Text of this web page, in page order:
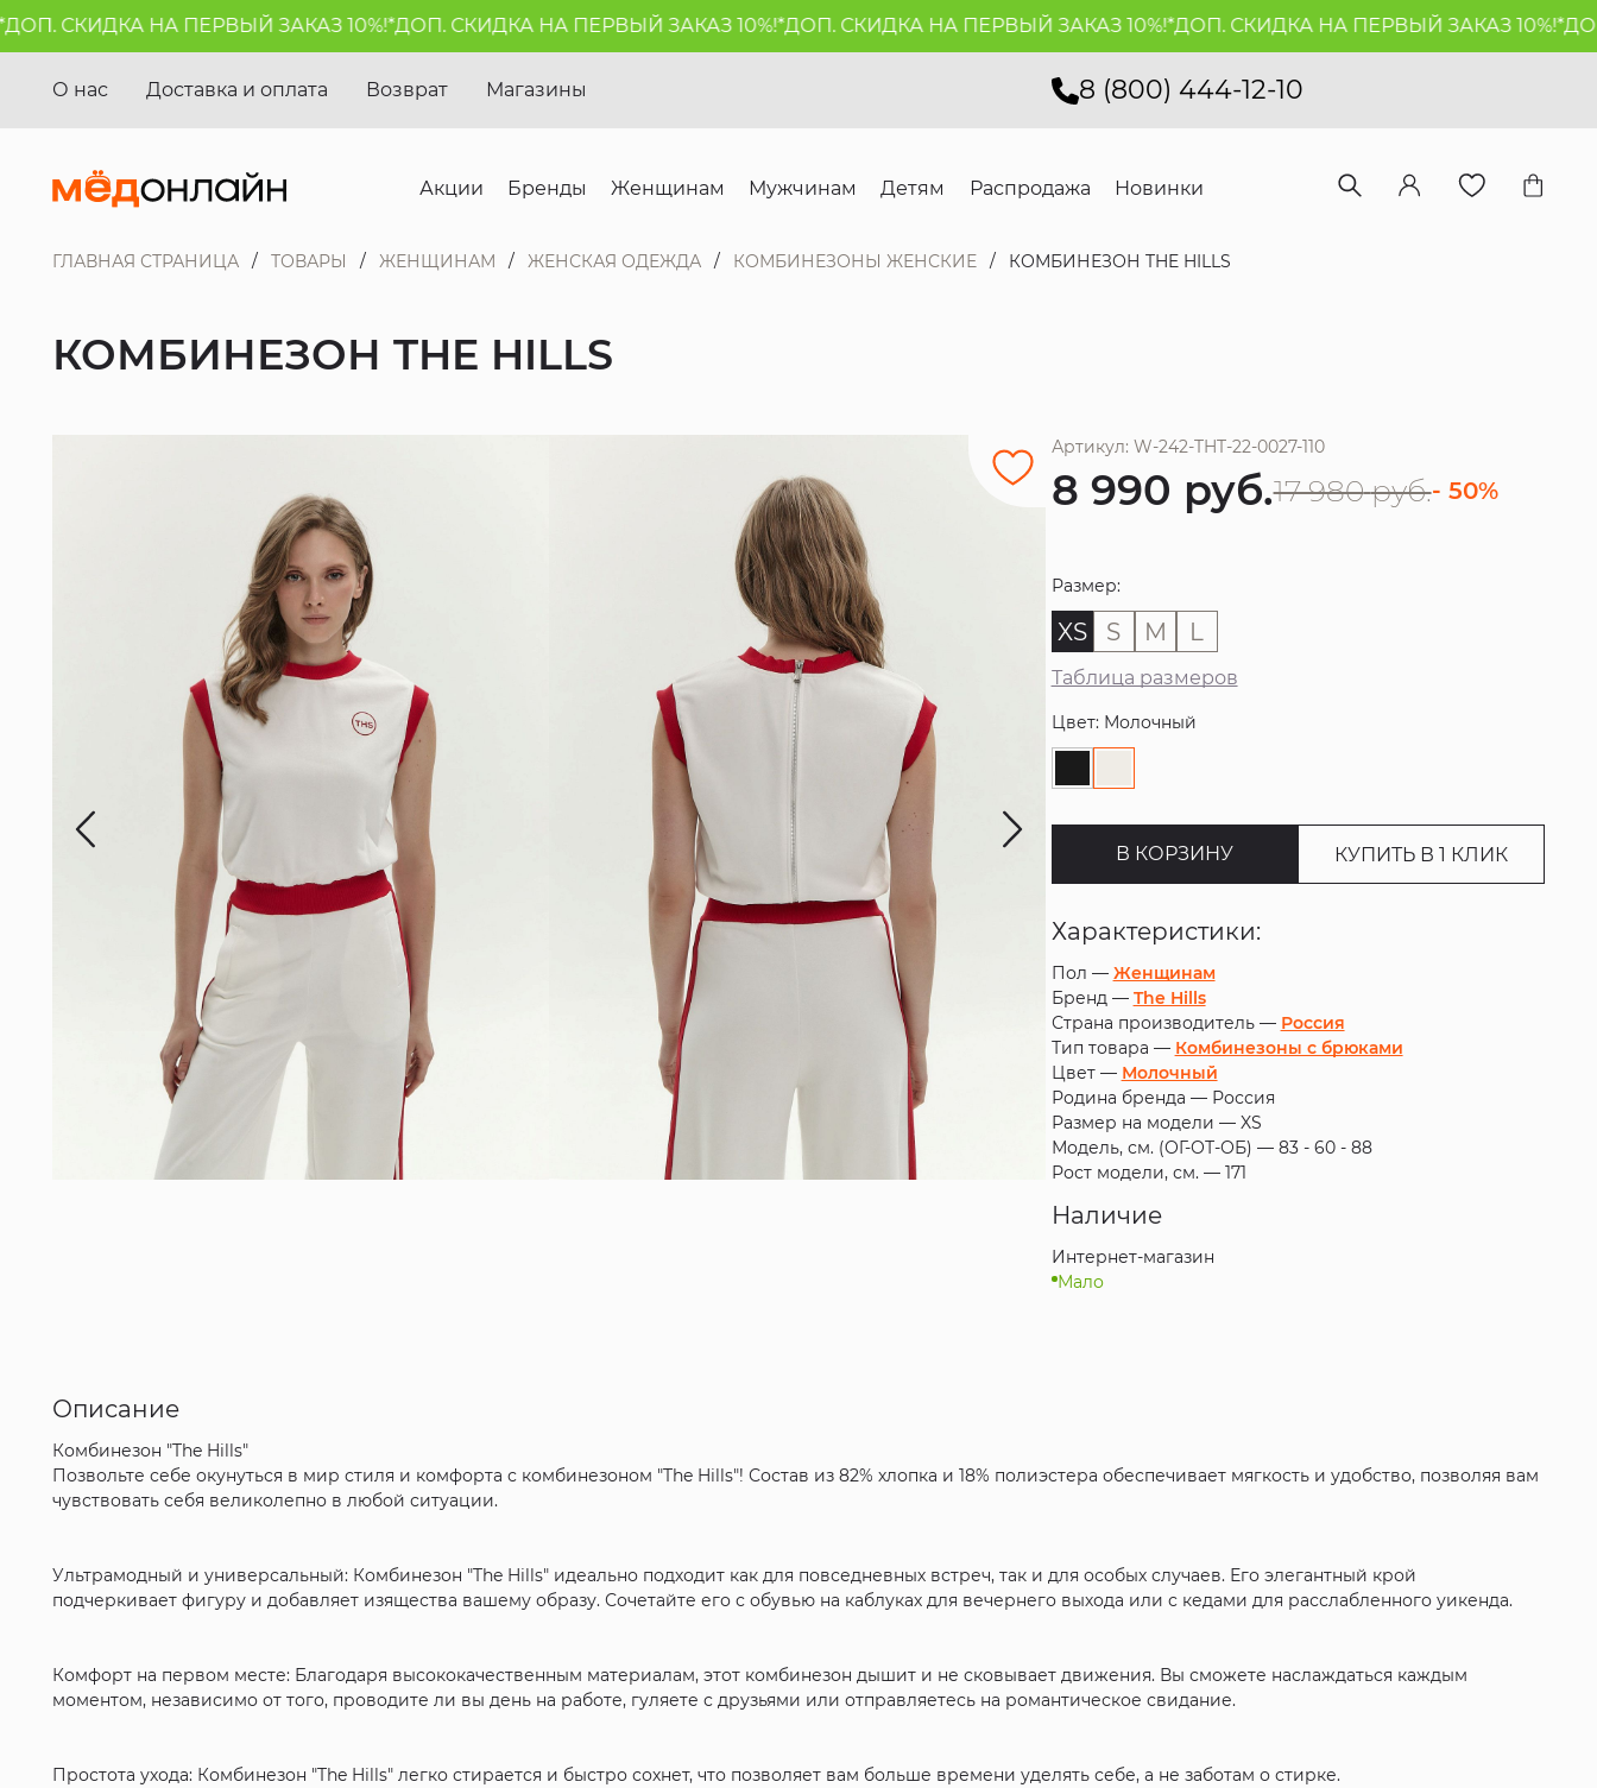
СКИДКА НА ПЕРВЫЙ ЗАКАЗ 10%!*ДОП. СКИДКА НА ПЕРВЫЙ ЗАКАЗ 10%!*ДОП. СКИДКА НА ПЕРВЫЙ ЗАКАЗ 10%!*ДОП. СКИДКА НА ПЕРВЫЙ ЗАКАЗ 10%!*ДОП.
8 (800) 444-12-10
О нас Доставка и оплата Возврат Магазины
Акции Бренды Женщинам Мужчинам Детям Распродажа Новинки
ГЛАВНАЯ СТРАНИЦА ТОВАРЫ ЖЕНЩИНАМ ЖЕНСКАЯ ОДЕЖДА КОМБИНЕЗОНЫ ЖЕНСКИЕ КОМБИНЕЗОН THE HILLS
КОМБИНЕЗОН THE HILLS
Артикул: W-242-THT-22-0027-110
8 990 руб.17 980 руб.- 50%
Размер:
XS S M L
Таблица размеров
Цвет: Молочный
В КОРЗИНУ КУПИТЬ В 1 КЛИК
Характеристики:
Пол — Женщинам
Бренд — The Hills
Страна производитель — Россия
Тип товара — Комбинезоны с брюками
Цвет — Молочный
Родина бренда — Россия
Размер на модели — XS
Модель, см. (ОГ-ОТ-ОБ) — 83 - 60 - 88
Рост модели, см. — 171
Наличие
Интернет-магазин
Мало
Описание
Комбинезон "The Hills"
Позвольте себе окунуться в мир стиля и комфорта с комбинезоном "The Hills"! Состав из 82% хлопка и 18% полиэстера обеспечивает мягкость и удобство, позволяя вам
чувствовать себя великолепно в любой ситуации.
Ультрамодный и универсальный: Комбинезон "The Hills" идеально подходит как для повседневных встреч, так и для особых случаев. Его элегантный крой
подчеркивает фигуру и добавляет изящества вашему образу. Сочетайте его с обувью на каблуках для вечернего выхода или с кедами для расслабленного уикенда.
Комфорт на первом месте: Благодаря высококачественным материалам, этот комбинезон дышит и не сковывает движения. Вы сможете наслаждаться каждым
моментом, независимо от того, проводите ли вы день на работе, гуляете с друзьями или отправляетесь на романтическое свидание.
Простота ухода: Комбинезон "The Hills" легко стирается и быстро сохнет, что позволяет вам больше времени уделять себе, а не заботам о стирке.